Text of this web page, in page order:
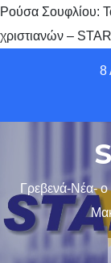
Ρούσα Σουφλίου:
χριστιανών –
8
Γρεβενά-Νέα-